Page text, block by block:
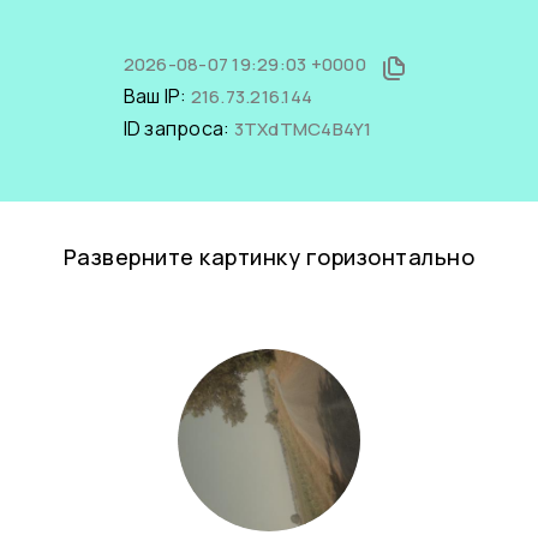
2026-08-07 19:29:03 +0000
Ваш IP: 216.73.216.144
ID запроса: 3TXdTMC4B4Y1
Разверните картинку горизонтально